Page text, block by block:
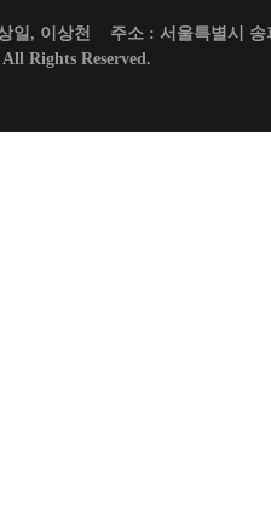
, 이상천 주소 : 서울특별시 송
All Rights Reserved.